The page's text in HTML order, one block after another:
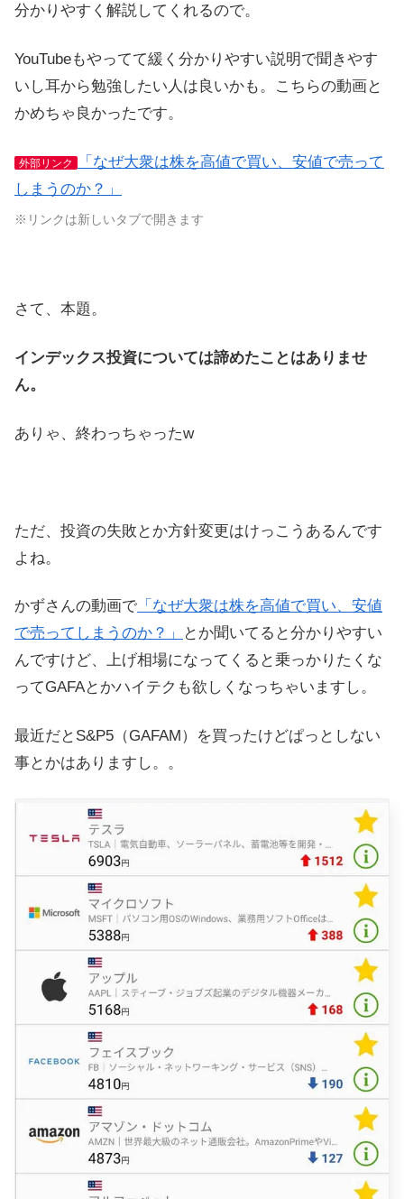
分かりやすく解説してくれるので。
YouTubeもやってて緩く分かりやすい説明で聞きやす
いし耳から勉強したい人は良いかも。こちらの動画と
かめちゃ良かったです。
外部リンク
「なぜ大衆は株を高値で買い、安値で売って
しまうのか？」
※リンクは新しいタブで開きます
さて、本題。
インデックス投資については諦めたことはありませ
ん。
ありゃ、終わっちゃったw
ただ、投資の失敗とか方針変更はけっこうあるんです
よね。
かずさんの動画で 「なぜ大衆は株を高値で買い、安値
で売ってしまうのか？」
とか聞いてると分かりやすい
んですけど、上げ相場になってくると乗っかりたくな
ってGAFAとかハイテクも欲しくなっちゃいますし。
最近だとS&P5（GAFAM）を買ったけどぱっとしない
事とかはありますし。。